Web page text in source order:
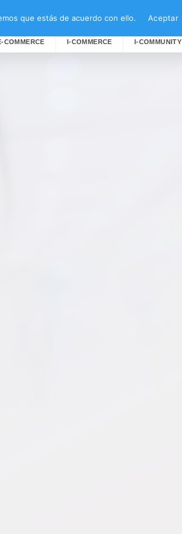
COMMERCE I-COMMERCE I-COMMUNITY
que estás de acuerdo con ello. Aceptar